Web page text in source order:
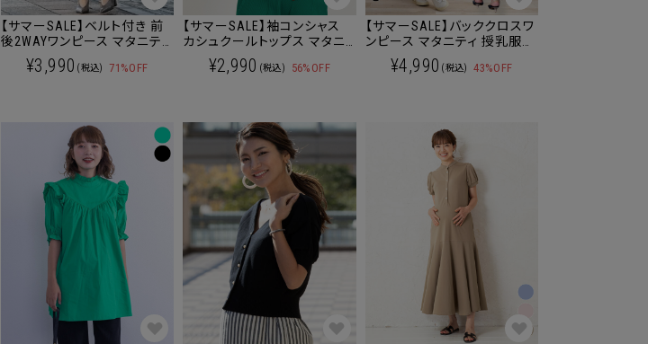
【サマーSALE】ベルト付き 前
後2WAYワンピース マタニティ
授乳服 産後も使える
¥3,990 (税込) 71%OFF
【サマーSALE】袖コンシャス
カシュクールトップス マタニ
ティ 授乳服 産後も使える
¥2,990 (税込) 56%OFF
【サマーSALE】バッククロスワ
ンピース マタニティ 授乳服
産後も使える
¥4,990 (税込) 43%OFF